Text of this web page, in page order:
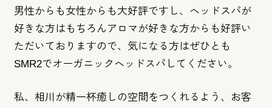
男性からも女性からも大好評ですし、 ヘッドスパが
好きな方はもちろんアロマが好きな方からも好評い
ただいておりますので、 気になる方はぜひとも
SMR2でオーガニックヘッドスパしてください。
私、相川が精一杯癒しの空間をつくれるよう、 お客